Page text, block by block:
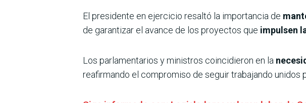
El presidente en ejercicio resaltó la importancia de
de garantizar el avance de los proyectos que impulsen
Los parlamentarios y ministros coincidieron en la
reafirmando el compromiso de seguir trabajando unidos